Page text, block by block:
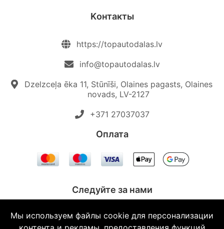
Kонтакты
https://topautodalas.lv
info@topautodalas.lv
Dzelzceļa ēka 11, Stūnīši, Olaines pagasts, Olaines
novads, LV-2127
+371 27037037‬
Oплата
Следуйте за нами
Мы используем файлы cookie для персонализации